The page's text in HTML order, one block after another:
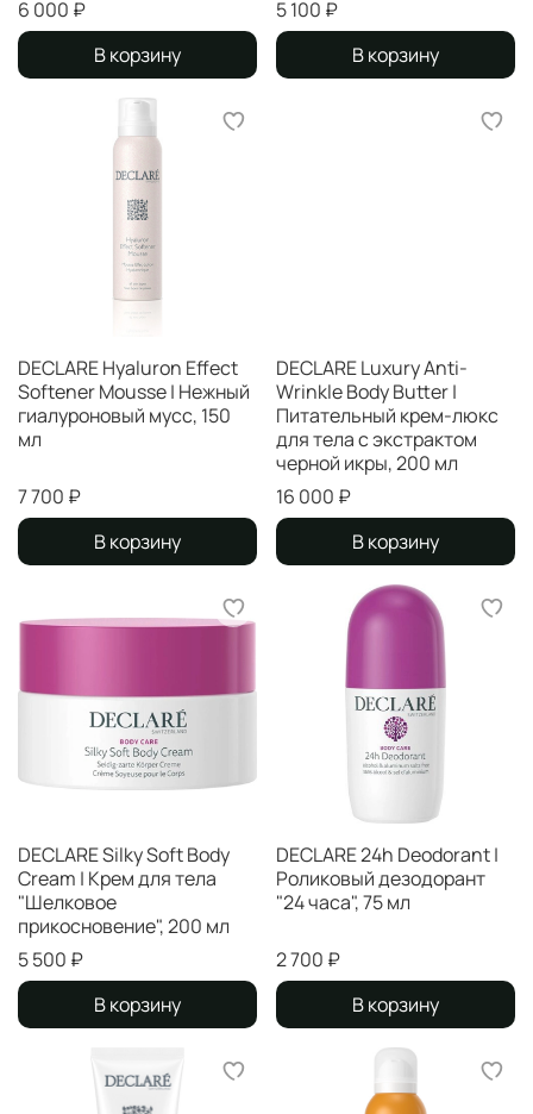
6 000 ₽
В корзину
5 100 ₽
В корзину
DECLARE Hyaluron Effect
Softener Mousse | Нежный
гиалуроновый мусс, 150
мл
7 700 ₽
В корзину
DECLARE Luxury Anti-
Wrinkle Body Butter |
Питательный крем-люкс
для тела с экстрактом
черной икры, 200 мл
16 000 ₽
В корзину
DECLARE Silky Soft Body
Cream | Крем для тела
"Шелковое
прикосновение", 200 мл
5 500 ₽
В корзину
DECLARE 24h Deodorant |
Роликовый дезодорант
"24 часа", 75 мл
2 700 ₽
В корзину